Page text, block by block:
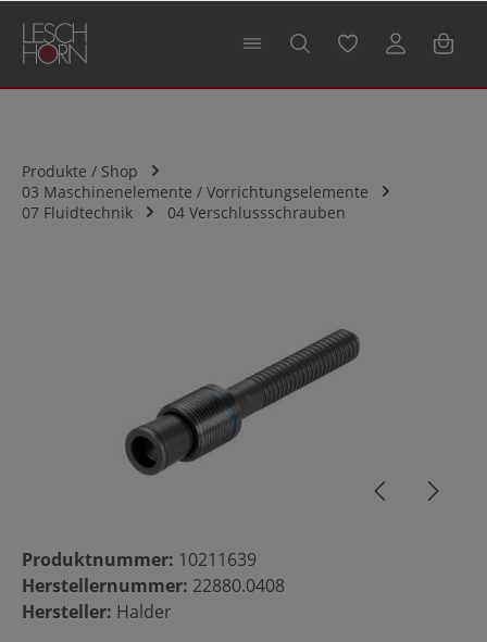
springen
Produkte / Shop
03 Maschinenelemente / Vorrichtungselemente
07 Fluidtechnik
04 Verschlussschrauben
Produktnummer: 10211639
Herstellernummer: 22880.0408
Hersteller: Halder